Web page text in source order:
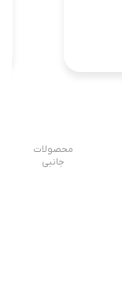
محصولات
جانبی